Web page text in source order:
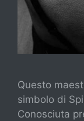
Questo
simbolo di
Conosciuta